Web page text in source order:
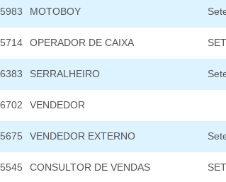
MOTOBOY
OPERADOR DE CAIXA
SERRALHEIRO
VENDEDOR
VENDEDOR EXTERNO
CONSULTOR DE VENDAS